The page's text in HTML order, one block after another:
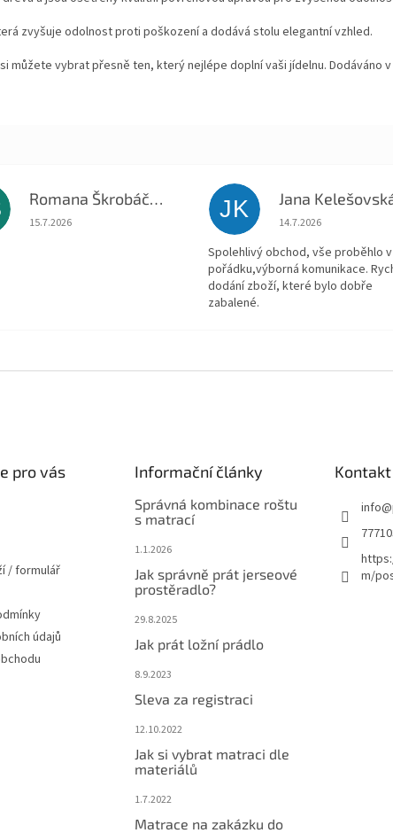
zvyšuje odolnost proti poškození a dodává stolu elegantní vzhled.
můžete vybrat přesně ten, který nejlépe doplní vaši jídelnu. Dodáváno
Romana Škrobáčková
Hodnocení obchodu je 5 z 5 hvězdiček.
15.7.2026
JK Jana
Hodnocení obchodu
14.7.2026
Spolehlivý obchod, vše proběhlo v
pořádku,výborná komunikace.
dodání zboží, které bylo dobře
zabalené.
pro vás
/ formulář
údajů
Informační články
Správná kombinace roštu
s matrací
1.1.2026
Jak správně prát jerseové
prostěradlo?
29.8.2025
Jak prát ložní prádlo
8.9.2023
Sleva za registraci
12.10.2022
Jak si vybrat matraci dle
materiálů
1.7.2022
Matrace na zakázku do
Kontakt
info@
m/